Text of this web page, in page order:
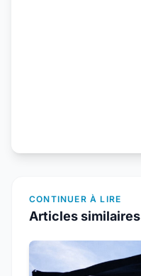
CONTINUER À LIRE
Articles similaires